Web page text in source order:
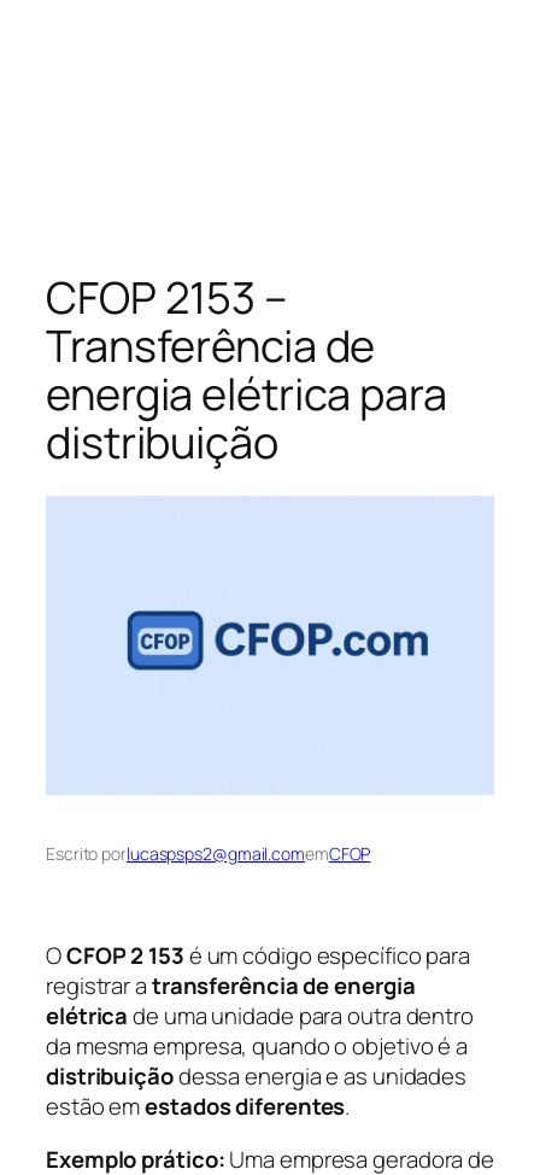
CFOP 2153 –
Transferência de
energia elétrica para
distribuição
Escrito porlucaspsps2@gmail.comemCFOP
OCFOP 2 153é um código específico para
registrar atransferência de energia
elétricade uma unidade para outra dentro
da mesma empresa, quando o objetivo é a
distribuiçãodessa energia e as unidades
estão emestados diferentes.
Exemplo prático:Uma empresa geradora de